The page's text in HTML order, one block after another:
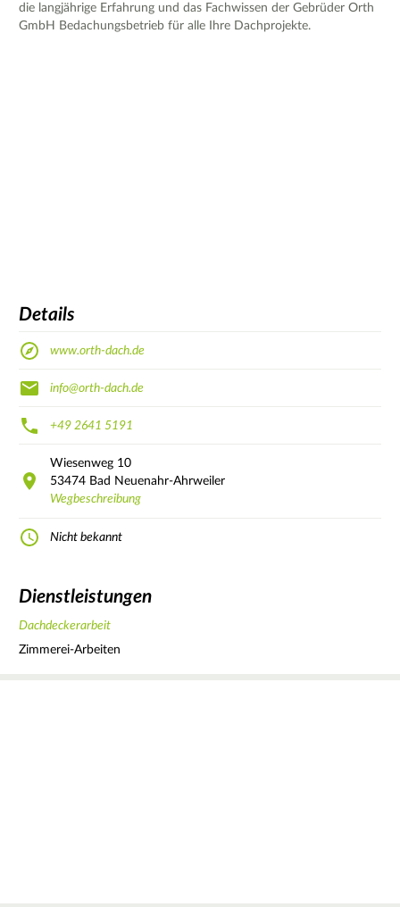
die langjährige Erfahrung und das Fachwissen der Gebrüder Orth
GmbH Bedachungsbetrieb für alle Ihre Dachprojekte.
Details
www.orth-dach.de
info@orth-dach.de
+49 2641 5191
Wiesenweg 10
53474 Bad Neuenahr-Ahrweiler
Wegbeschreibung
Nicht bekannt
Dienstleistungen
Dachdeckerarbeit
Zimmerei-Arbeiten